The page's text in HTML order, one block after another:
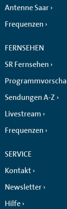
Antenne Saar
Frequenzen
FERNSEHEN
SR Fernsehen
Sendungen A-Z
Livestream
Frequenzen
SERVICE
Kontakt
Newsletter
Hilfe